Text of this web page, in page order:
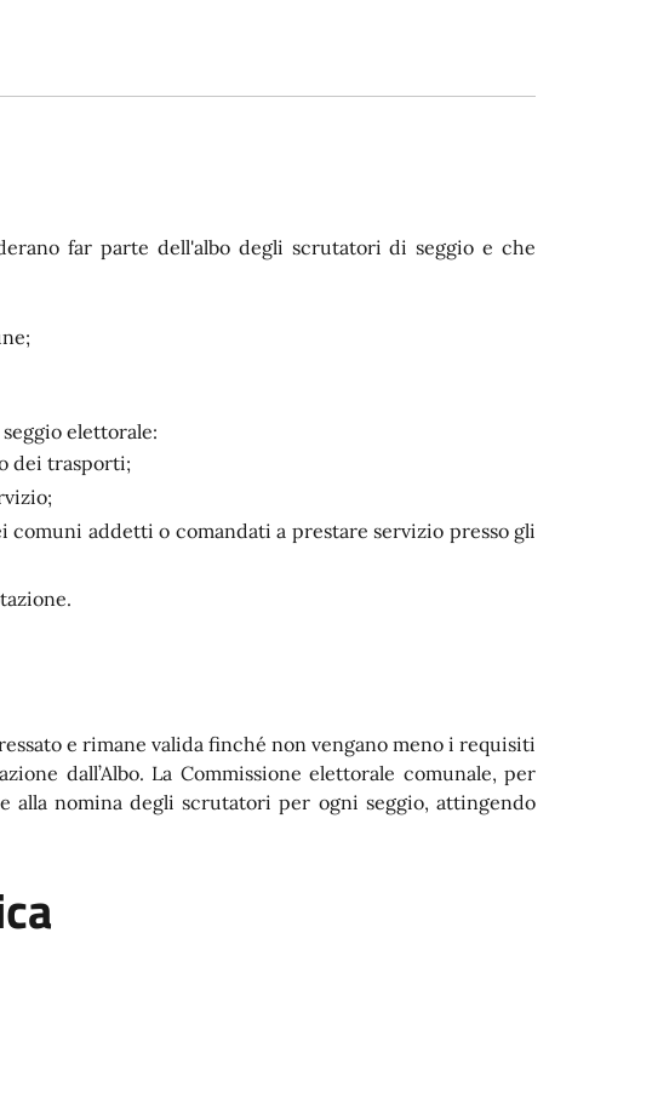
far parte dell'albo degli scrutatori di seggio e che
elettorale:
dei trasporti;
addetti o comandati a prestare servizio presso gli
e rimane valida finché non vengano meno i requisiti
dall’Albo. La Commissione elettorale comunale, per
alla nomina degli scrutatori per ogni seggio, attingendo